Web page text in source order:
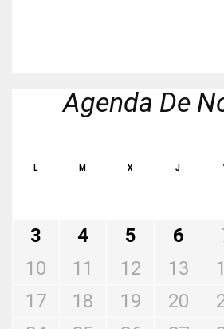
Agenda De
L M X J
3
4 5 6
10
11 12 13
17
18 19 20